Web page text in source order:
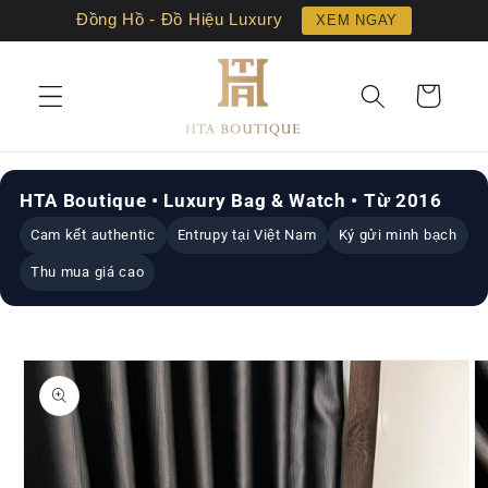
Đồng Hồ - Đồ Hiệu Luxury XEM NGAY
đến nội
Giỏ
hàng
HTA Boutique • Luxury Bag & Watch • Từ 2016
Cam kết authentic Entrupy tại Việt Nam Ký gửi minh bạch
Thu mua giá cao
đến
thông
tin sản
phẩm